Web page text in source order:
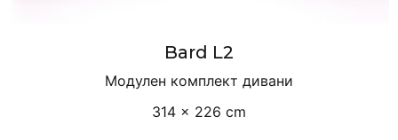
Bard L2
Модулен комплект дивани
314 × 226 cm